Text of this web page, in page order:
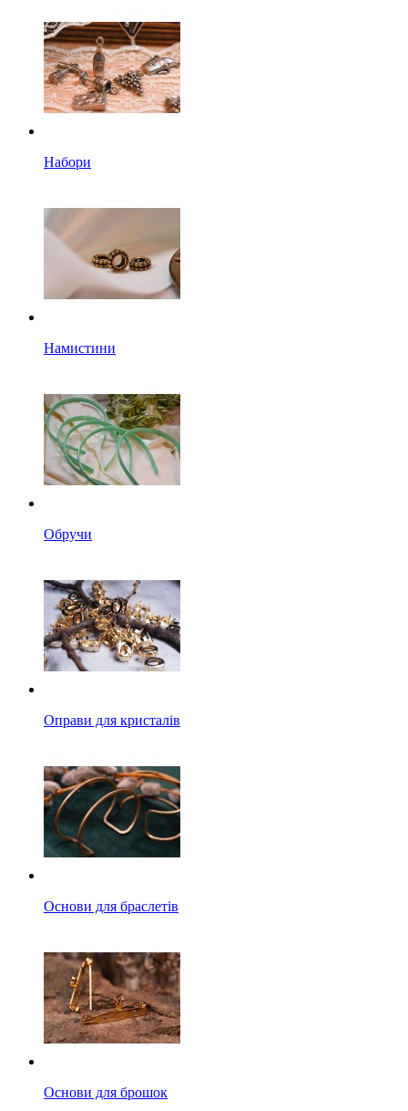
Набори
Намистини
Обручи
Оправи для кристалів
Основи для браслетів
Основи для брошок